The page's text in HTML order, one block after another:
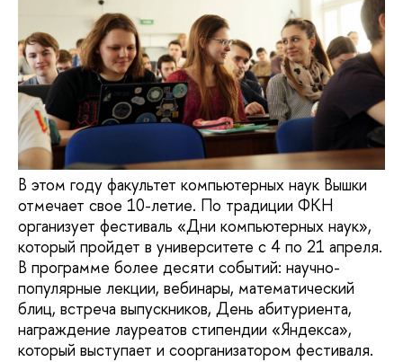
В этом году факультет компьютерных наук Вышки
отмечает свое 10-летие. По традиции ФКН
организует фестиваль «Дни компьютерных наук»,
который пройдет в университете с 4 по 21 апреля.
В программе более десяти событий: научно-
популярные лекции, вебинары, математический
блиц, встреча выпускников, День абитуриента,
награждение лауреатов стипендии «Яндекса»,
который выступает и соорганизатором фестиваля.